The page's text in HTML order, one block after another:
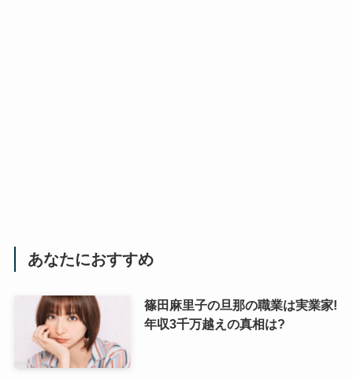
あなたにおすすめ
篠田麻里子の旦那の職業は実業家!
年収3千万越えの真相は?